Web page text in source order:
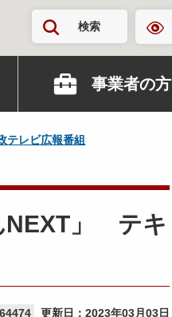
検索
事業者の方
テレビ広報番組
NEXT」 テキ
更新日： 2023年03月03日